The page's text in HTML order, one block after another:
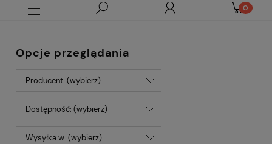
Opcje przeglądania
Producent: (wybierz)
Dostępność: (wybierz)
Wysyłka w: (wybierz)